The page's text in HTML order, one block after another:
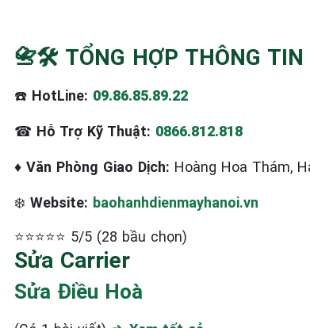
☎️ 09.86.85.89.22
📇🛠️ TỔNG HỢP THÔNG TIN
☎️ HotLine: 09.86.85.89.22
☎ Hỗ Trợ Kỹ Thuật: 0866.812.818
♦ Văn Phòng Giao Dịch: Hoàng Hoa Thám,
❄️ Website: baohanhdienmayhanoi.vn
⭐⭐⭐⭐⭐ 5/5 (28 bầu chọn)
Sửa Carrier
Sửa Điều Hoà